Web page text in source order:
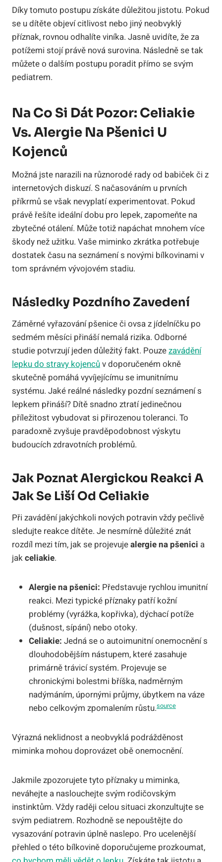
Díky tomuto postupu získáte důležitou jistotu. Pokud
se u dítěte objeví citlivost nebo jiný neobvyklý
příznak, rovnou odhalíte viníka. Jasně uvidíte, že za
potížemi stojí právě nová surovina. Následně se tak
můžete o dalším postupu poradit přímo se svým
pediatrem.
Na Co Si Dát Pozor: Celiakie
Vs. Alergie Na Pšenici U
Kojenců
Možná jste narazili na různorodé rady od babiček či z
internetových diskuzí. S načasováním u prvních
příkrmů se však nevyplatí experimentovat. Pokud
právě řešíte ideální dobu pro lepek, zapomeňte na
zbytečné otálení. Může totiž napáchat mnohem více
škody než užitku. Vaše miminko zkrátka potřebuje
dostatek času na seznámení s novými bílkovinami v
tom správném vývojovém stadiu.
Následky Pozdního Zavedení
Záměrné vyřazování pšenice či ovsa z jídelníčku po
sedmém měsíci přináší nemalá rizika. Odborné
studie potvrzují jeden důležitý fakt. Pouzezavádění
lepku do stravy kojencův doporučeném okně
skutečně pomáhá vyvíjejícímu se imunitnímu
systému. Jaké reálné následky pozdní seznámení s
lepkem přináší? Dítě snadno ztratí jedinečnou
příležitost vybudovat si přirozenou toleranci. To
paradoxně zvyšuje pravděpodobnost výskytu
budoucích zdravotních problémů.
Jak Poznat Alergickou Reakci A
Jak Se Liší Od Celiakie
Při zavádění jakýchkoli nových potravin vždy pečlivě
sledujte reakce dítěte. Je nesmírně důležité znát
rozdíl mezi tím, jak se projevujealergie na pšenici a
jakceliakie.
Alergie na pšenici: Představuje rychlou imunitní
reakci. Mezi typické příznaky patří kožní
problémy (vyrážka, kopřivka), dýchací potíže
(dušnost, sípání) nebo otoky.
Celiakie: Jedná se o autoimunitní onemocnění s
dlouhodobějším nástupem, které zasahuje
primárně trávicí systém. Projevuje se
chronickými bolestmi bříška, nadměrným
nadýmáním, úpornými průjmy, úbytkem na váze
nebo celkovým zpomalením růstu.source
Výrazná neklidnost a neobvyklá podrážděnost
miminka mohou doprovázet obě onemocnění.
Jakmile zpozorujete tyto příznaky u miminka,
neváhejte a naslouchejte svým rodičovským
instinktům. Vždy raději celou situaci zkonzultujte se
svým pediatrem. Rozhodně se nepouštějte do
vysazování potravin úplně naslepo. Pro ucelenější
přehled o této bílkovině doporučujeme prozkoumat,